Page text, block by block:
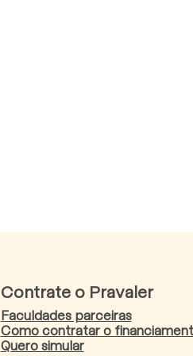
Contrate o Pravaler
Faculdades parceiras
Como contratar o
Quero simular